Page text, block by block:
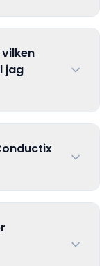
jag